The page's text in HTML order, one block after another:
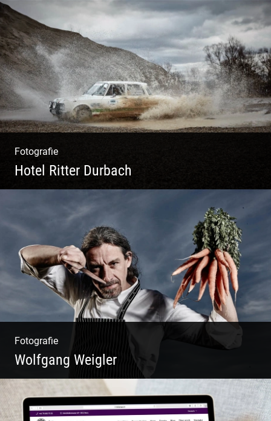
Ganz neu durfte es werden. Alles. Fotos.
Web. Shop.
Fotografie
Hotel Ritter Durbach
Matsch|Oldtimer|Männer|Spass
Fotografie
Wolfgang Weigler
W.U.F.O. Food Orbiter | Event Gastronomie |
Catering Service | Essen & Trinken